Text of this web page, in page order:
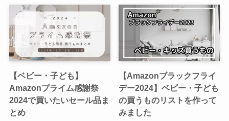
【ベビー・子ども】
Amazonプライム感謝祭
2024で買いたいセール品ま
とめ
【Amazonブラックフライ
デー2024】ベビー・子ども
の買うものリストを作って
みました